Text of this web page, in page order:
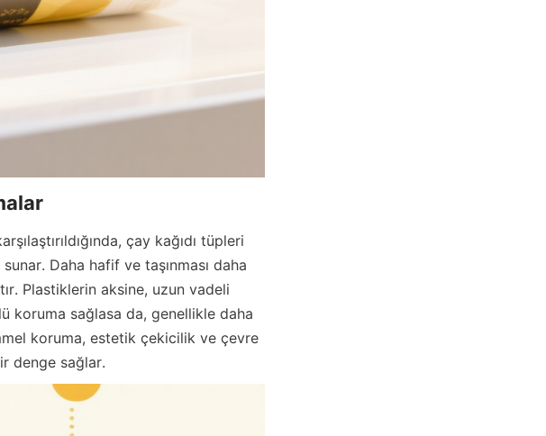
çay kağıdı tüpleri
Daha hafif ve taşınması daha
Plastiklerin aksine, uzun vadeli
koruma sağlasa da, genellikle daha
koruma, estetik çekicilik ve çevre
denge sağlar.